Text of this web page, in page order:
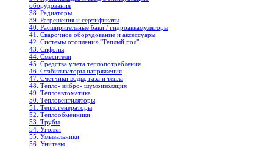
оборудования
38. Радиаторы
39. Разрешения и сертификаты
40. Расширительные баки / гидроаккамуляторы
41. Сварочное оборудование и аксессуары
42. Системы отопления "Теплый пол"
43. Сифоны
44. Смесители
45. Средства учета теплопотребления
46. Стабилизаторы напряжения
47. Счетчики воды, газа и тепла
48. Тепло- вибро- шумоизоляция
49. Теплоавтоматика
50. Тепловентиляторы
51. Теплогенераторы
52. Теплообменники
53. Трубы
54. Уголки
55. Умывальники
56. Унитазы